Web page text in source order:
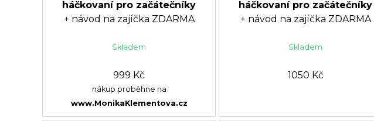
háčkovaní pro začátečníky
+ návod na zajíčka ZDARMA
Skladem
999 Kč
nákup proběhne na
www.MonikaKlementova.cz
háčkovaní pro začátečníky
+ návod na zajíčka ZDARMA
Skladem
1050 Kč